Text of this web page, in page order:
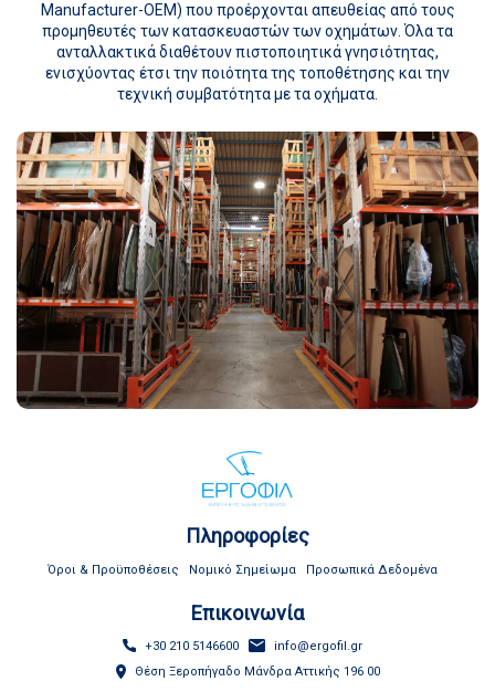
Manufacturer-OEM) που προέρχονται απευθείας από τους
προμηθευτές των κατασκευαστών των οχημάτων. Όλα τα
ανταλλακτικά διαθέτουν πιστοποιητικά γνησιότητας,
ενισχύοντας έτσι την ποιότητα της τοποθέτησης και την
τεχνική συμβατότητα με τα οχήματα.
Πληροφορίες
Όροι & Προϋποθέσεις Νομικό Σημείωμα Προσωπικά Δεδομένα
Επικοινωνία
+30 210 5146600
info@ergofil.gr
Θέση Ξεροπήγαδο Μάνδρα Αττικής 196 00